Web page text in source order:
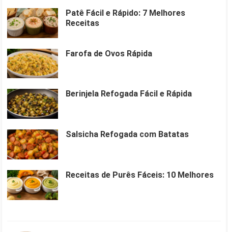
Patê Fácil e Rápido: 7 Melhores
Receitas
Farofa de Ovos Rápida
Berinjela Refogada Fácil e Rápida
Salsicha Refogada com Batatas
Receitas de Purês Fáceis: 10 Melhores